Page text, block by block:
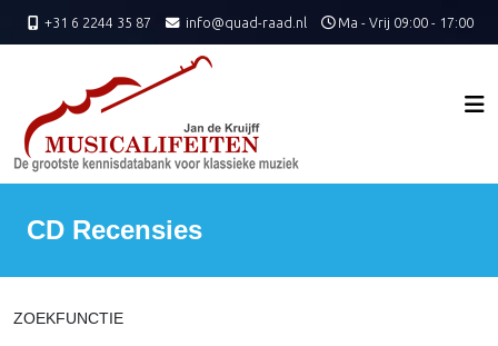
+31 6 2244 35 87 info@quad-raad.nl Ma - Vrij 09:00 - 17:00
CD Recensies
ZOEKFUNCTIE